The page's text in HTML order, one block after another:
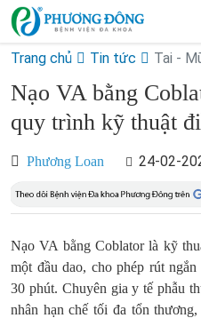
Trang chủ Tin tức Tai -
Nạo VA bằng
quy trình kỹ thuật
Phương Loan 24-02-
Nạo VA bằng Coblator là kỹ
một đầu dao, cho phép rút
30 phút. Chuyên gia y tế phẫu
nhân hạn chế tối đa tổn